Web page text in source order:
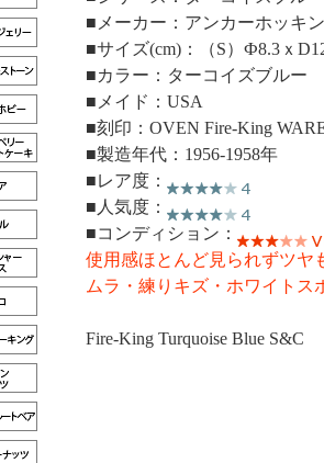
■メーカー：アンカーホッキ
■サイズ(cm)：（S）Ф8.3ｘ
■カラー：ターコイズブルー
■メイド：USA
■刻印：OVEN Fire-King
■製造年代：1956-1958年
■レア度：
■人気度：
■コンディション：
使用感ほとんど見られずツヤ
ムラ・練りキズ・ホワイトス
Fire-King Turquoise Blue S&C